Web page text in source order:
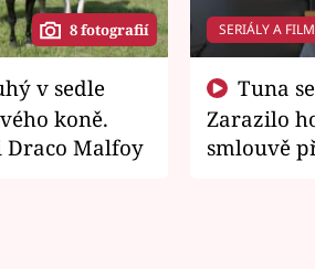
8 fotografií
koně.
Draco Malfoy
SERIÁLY A
Zarazilo
smlouvě